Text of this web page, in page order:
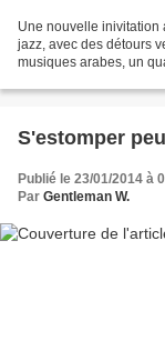
Une nouvelle inivitation
jazz, avec des détours
musiques arabes, un
S'estomper
Publié le 23/01/2014 à
Par Gentleman W.